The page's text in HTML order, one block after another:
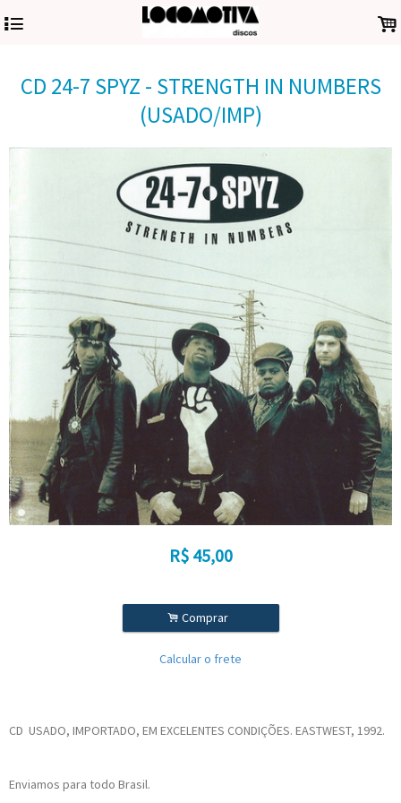
4 .
CD 24-7 SPYZ - STRENGTH IN NUMBERS
(USADO/IMP)
R$ 45,00
. Comprar
Calcular o frete
CD USADO, IMPORTADO, EM EXCELENTES CONDIÇÕES. EASTWEST, 1992.
Enviamos para todo Brasil.